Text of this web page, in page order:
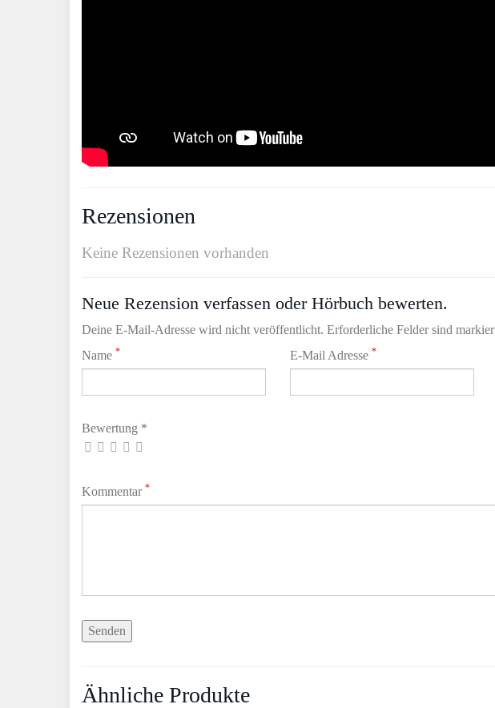
Rezensionen
Keine Rezensionen vorhanden
Neue Rezension verfassen oder Hörbuch bewerten.
Deine E-Mail-Adresse wird nicht veröffentlicht. Erforderliche Felder sind
Name * E-Mail Adresse *
Bewertung *
Kommentar *
Ähnliche Produkte